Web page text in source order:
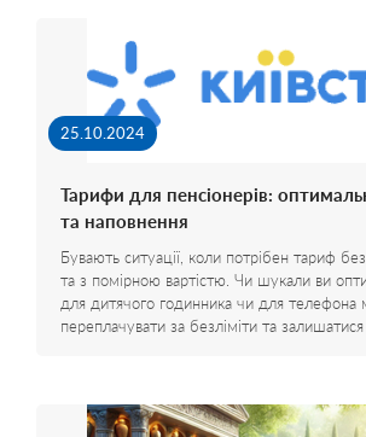
25.10.2024
Тарифи для пенсіонерів:
та наповнення
Бувають ситуації, коли потрібен тариф
та з помірною вартістю. Чи шукали ви
для дитячого годинника чи для
переплачувати за безліміти та залишатися